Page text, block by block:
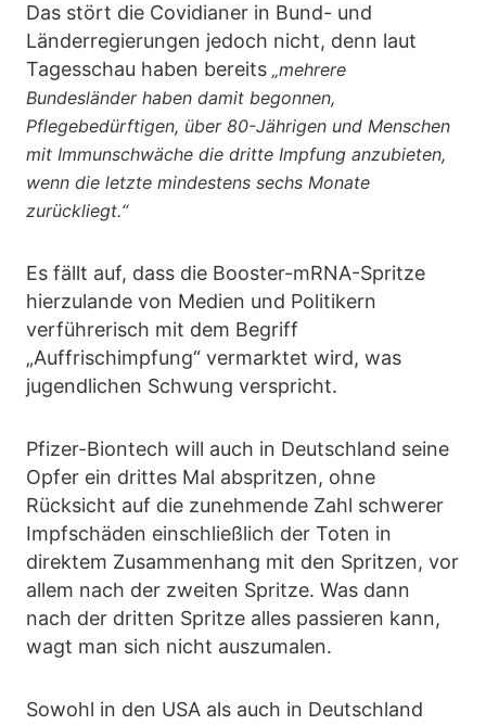
Das stört die Covidianer in Bund- und
Länderregierungen jedoch nicht, denn laut
Tagesschau haben bereits „mehrere
Bundesländer haben damit begonnen,
Pflegebedürftigen, über 80-Jährigen und Menschen
mit Immunschwäche die dritte Impfung anzubieten,
wenn die letzte mindestens sechs Monate
zurückliegt.“
Es fällt auf, dass die Booster-mRNA-Spritze
hierzulande von Medien und Politikern
verführerisch mit dem Begriff
„Auffrischimpfung“ vermarktet wird, was
jugendlichen Schwung verspricht.
Pfizer-Biontech will auch in Deutschland seine
Opfer ein drittes Mal abspritzen, ohne
Rücksicht auf die zunehmende Zahl schwerer
Impfschäden einschließlich der Toten in
direktem Zusammenhang mit den Spritzen, vor
allem nach der zweiten Spritze. Was dann
nach der dritten Spritze alles passieren kann,
wagt man sich nicht auszumalen.
Sowohl in den USA als auch in Deutschland